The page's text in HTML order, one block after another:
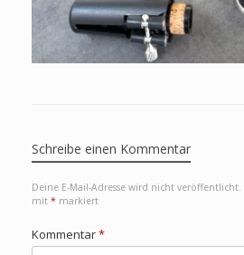
Schreibe einen Kommentar
Deine E-Mail-Adresse wird nicht veröffentlicht.
mit * markiert
Kommentar*